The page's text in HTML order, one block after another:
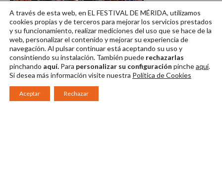
Fes 5 27072022
Descargar en alta
Fes 6 27072022
Descargar en alta
A través de esta web, en EL FESTIVAL DE MÉRIDA, utilizamos
cookies propias y de terceros para mejorar los servicios prestados
y su funcionamiento, realizar mediciones del uso que se hace de la
web, personalizar el contenido y mejorar su experiencia de
navegación. Al pulsar continuarestá aceptando su uso y
consintiendo su instalación. También puede rechazarlas
pinchando aquí. Para personalizar su configuración pincheaquí.
Si desea más información visite nuestra Política de Cookies
Aceptar Rechazar